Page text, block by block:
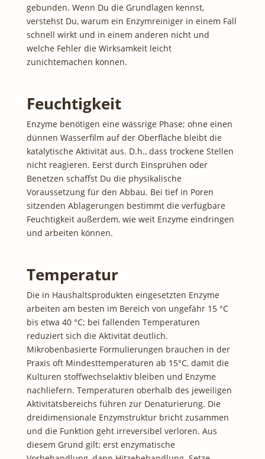
gebunden. Wenn Du die Grundlagen kennst,
verstehst Du, warum ein Enzymreiniger in einem Fall
schnell wirkt und in einem anderen nicht und
welche Fehler die Wirksamkeit leicht
zunichtemachen können.
Feuchtigkeit
Enzyme benötigen eine wässrige Phase; ohne einen
dünnen Wasserfilm auf der Oberfläche bleibt die
katalytische Aktivität aus. D.h., dass trockene Stellen
nicht reagieren. Eerst durch Einsprühen oder
Benetzen schaffst Du die physikalische
Voraussetzung für den Abbau. Bei tief in Poren
sitzenden Ablagerungen bestimmt die verfügbare
Feuchtigkeit außerdem, wie weit Enzyme eindringen
und arbeiten können.
Temperatur
Die in Haushaltsprodukten eingesetzten Enzyme
arbeiten am besten im Bereich von ungefähr 15 °C
bis etwa 40 °C; bei fallenden Temperaturen
reduziert sich die Aktivität deutlich.
Mikrobenbasierte Formulierungen brauchen in der
Praxis oft Mindesttemperaturen ab 15°C, damit die
Kulturen stoffwechselaktiv bleiben und Enzyme
nachliefern. Temperaturen oberhalb des jeweiligen
Aktivitätsbereichs führen zur Denaturierung. Die
dreidimensionale Enzymstruktur bricht zusammen
und die Funktion geht irreversibel verloren. Aus
diesem Grund gilt: erst enzymatische